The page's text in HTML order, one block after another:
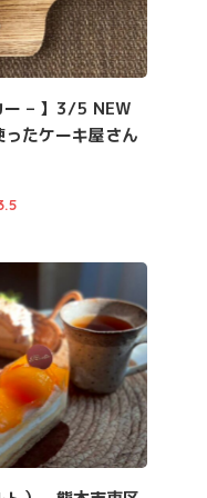
ー – 】3/5 NEW
たケーキ屋さん